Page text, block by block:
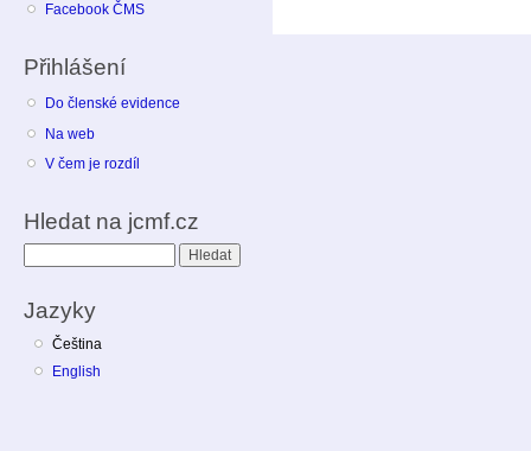
Facebook ČMS
Přihlášení
Do členské evidence
Na web
V čem je rozdíl
Hledat na jcmf.cz
Jazyky
Čeština
English